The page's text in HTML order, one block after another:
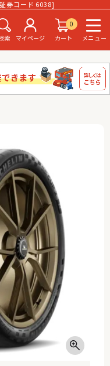
券コード 6038]
索 マイページ
0
カート
メニュー